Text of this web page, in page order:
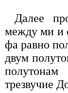
Далее
между ми и
фа равно
двум
трезвучие